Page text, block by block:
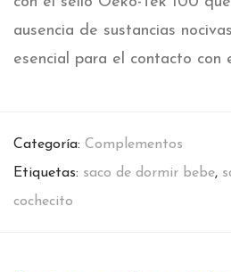
ausencia de sustancias
esencial para el contacto con
Categoría: Complementos
Etiquetas: saco de dormir bebe,
cochecito